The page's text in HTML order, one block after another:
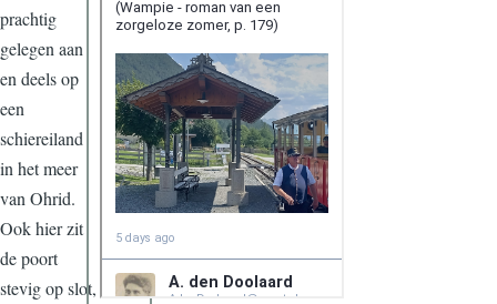
prachtig
gelegen aan
en deels op
een
schiereiland
in het meer
van Ohrid.
Ook hier zit
de poort
stevig op slot,